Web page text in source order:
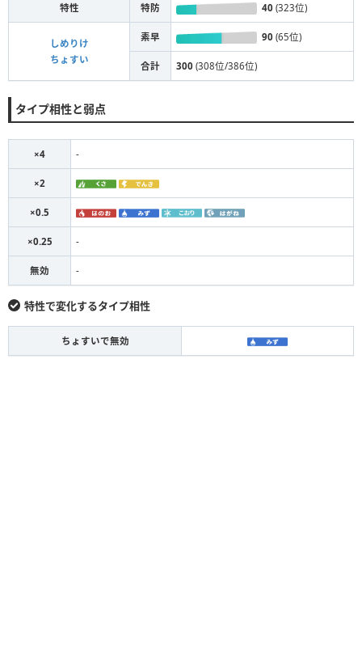
特性 特防 40 (323位)
しめりけ
ちょすい
素早 90 (65位)
合計 300 (308位/386位)
タイプ相性と弱点
×4 -
×2
×0.5
×0.25 -
無効 -
特性で変化するタイプ相性
ちょすいで無効